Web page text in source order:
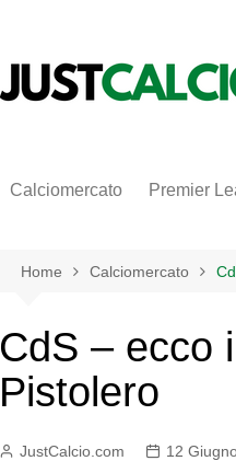
Calciomercato Premier
Home Calciomercato
CdS – ecco
Pistolero
JustCalcio.com 12